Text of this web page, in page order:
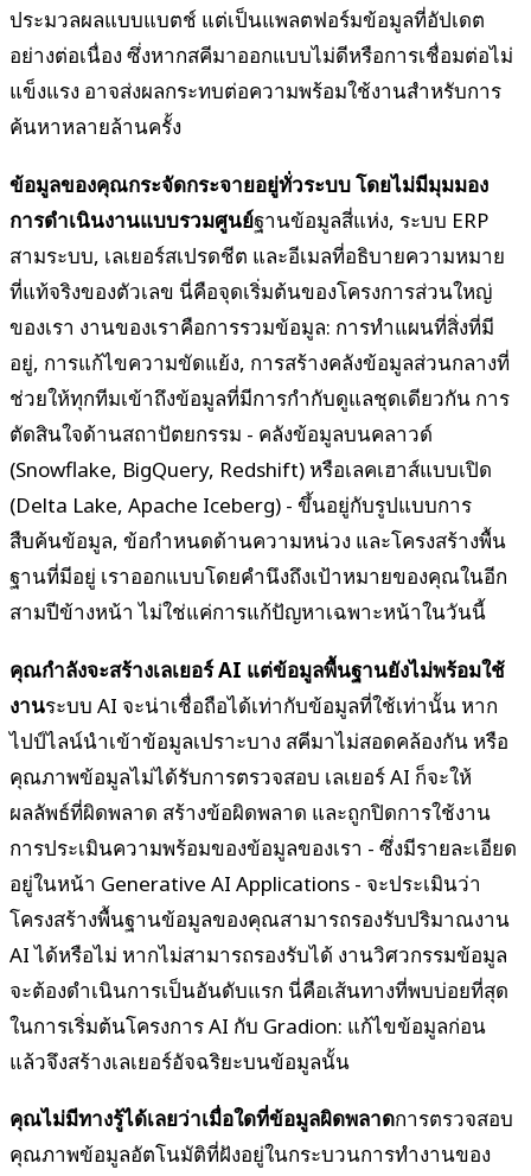
ประมวลผลแบบแบตช์ แต่เป็นแพลตฟอร์มข้อมูลที่อัปเดต
อย่างต่อเนื่อง ซึ่งหากสคีมาออกแบบไม่ดีหรือการเชื่อมต่อไม่
แข็งแรง อาจส่งผลกระทบต่อความพร้อมใช้งานสำหรับการ
ค้นหาหลายล้านครั้ง
ข้อมูลของคุณกระจัดกระจายอยู่ทั่วระบบ โดยไม่มีมุมมอง
การดำเนินงานแบบรวมศูนย์ฐานข้อมูลสี่แห่ง, ระบบ ERP
สามระบบ, เลเยอร์สเปรดชีต และอีเมลที่อธิบายความหมาย
ที่แท้จริงของตัวเลข นี่คือจุดเริ่มต้นของโครงการส่วนใหญ่
ของเรา งานของเราคือการรวมข้อมูล: การทำแผนที่สิ่งที่มี
อยู่, การแก้ไขความขัดแย้ง, การสร้างคลังข้อมูลส่วนกลางที่
ช่วยให้ทุกทีมเข้าถึงข้อมูลที่มีการกำกับดูแลชุดเดียวกัน การ
ตัดสินใจด้านสถาปัตยกรรม - คลังข้อมูลบนคลาวด์
(Snowflake, BigQuery, Redshift) หรือเลคเฮาส์แบบเปิด
(Delta Lake, Apache Iceberg) - ขึ้นอยู่กับรูปแบบการ
สืบค้นข้อมูล, ข้อกำหนดด้านความหน่วง และโครงสร้างพื้น
ฐานที่มีอยู่ เราออกแบบโดยคำนึงถึงเป้าหมายของคุณในอีก
สามปีข้างหน้า ไม่ใช่แค่การแก้ปัญหาเฉพาะหน้าในวันนี้
คุณกำลังจะสร้างเลเยอร์ AI แต่ข้อมูลพื้นฐานยังไม่พร้อมใช้
งานระบบ AI จะน่าเชื่อถือได้เท่ากับข้อมูลที่ใช้เท่านั้น หาก
ไปป์ไลน์นำเข้าข้อมูลเปราะบาง สคีมาไม่สอดคล้องกัน หรือ
คุณภาพข้อมูลไม่ได้รับการตรวจสอบ เลเยอร์ AI ก็จะให้
ผลลัพธ์ที่ผิดพลาด สร้างข้อผิดพลาด และถูกปิดการใช้งาน
การประเมินความพร้อมของข้อมูลของเรา - ซึ่งมีรายละเอียด
อยู่ในหน้า Generative AI Applications - จะประเมินว่า
โครงสร้างพื้นฐานข้อมูลของคุณสามารถรองรับปริมาณงาน
AI ได้หรือไม่ หากไม่สามารถรองรับได้ งานวิศวกรรมข้อมูล
จะต้องดำเนินการเป็นอันดับแรก นี่คือเส้นทางที่พบบ่อยที่สุด
ในการเริ่มต้นโครงการ AI กับ Gradion: แก้ไขข้อมูลก่อน
แล้วจึงสร้างเลเยอร์อัจฉริยะบนข้อมูลนั้น
คุณไม่มีทางรู้ได้เลยว่าเมื่อใดที่ข้อมูลผิดพลาดการตรวจสอบ
คุณภาพข้อมูลอัตโนมัติที่ฝังอยู่ในกระบวนการทำงานของ